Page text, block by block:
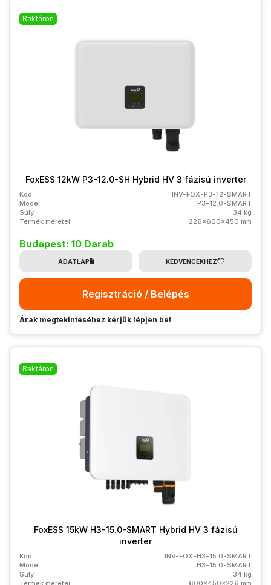
Raktáron
FoxESS 12kW P3-12.0-SH Hybrid HV 3 fázisú inverter
Kód
INV-FOX-P3-12-SMART
Model
P3-12.0-SMART
Súly
34 kg
Termék méretei
226x600x450 mm
Budapest: 10 Darab
ADATLAP KEDVENCEKHEZ
Regisztráció / Belépés
Árak megtekintéséhez kérjük lépjen be!
Raktáron
FoxESS 15kW H3-15.0-SMART Hybrid HV 3 fázisú
inverter
Kód
INV-FOX-H3-15.0-SMART
Model
H3-15.0-SMART
Súly
34 kg
Termék méretei
600x450x226 mm